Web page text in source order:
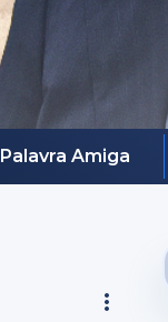
Palavra Amiga